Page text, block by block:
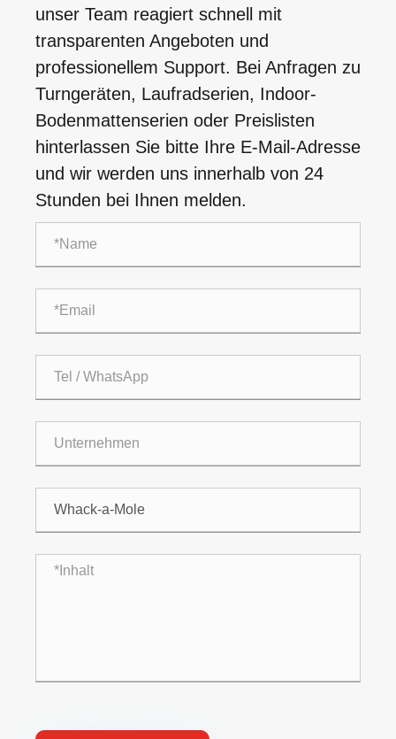
unser Team reagiert schnell mit
transparenten Angeboten und
professionellem Support. Bei Anfragen zu
Turngeräten, Laufradserien, Indoor-
Bodenmattenserien oder Preislisten
hinterlassen Sie bitte Ihre E-Mail-Adresse
und wir werden uns innerhalb von 24
Stunden bei Ihnen melden.